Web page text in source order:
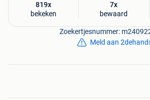
819x
bekeken
7x
bewaard
Zoekertjesnummer:
Meld aan